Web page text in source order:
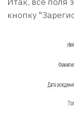
кнопку